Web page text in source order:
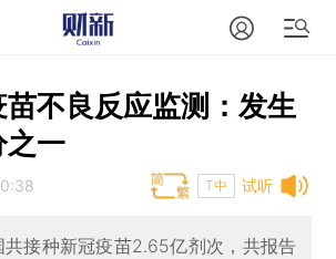
不良反应监测：发生
之一
试听
T中
接种新冠疫苗2.65亿剂次，共报告